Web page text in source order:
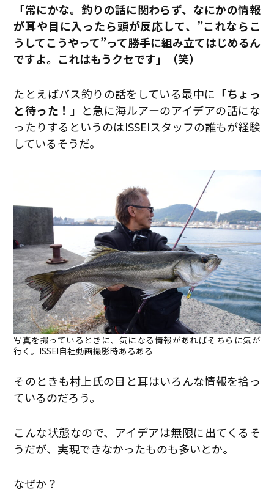
「常にかな。釣りの話に関わらず、なにかの情報
が耳や目に入ったら頭が反応して、”これならこ
うしてこうやって”って勝手に組み立てはじめるん
ですよ。これはもうクセです」（笑）
たとえばバス釣りの話をしている最中に 「ちょっ
と待った！」 と急に海ルアーのアイデアの話にな
ったりするというのはISSEIスタッフの誰もが経験
しているそうだ。
写真を撮っているときに、気になる情報があればそちらに気が
行く。ISSEI自社動画撮影時あるある
そのときも村上氏の目と耳はいろんな情報を拾っ
ているのだろう。
こんな状態なので、アイデアは無限に出てくるそ
うだが、実現できなかったものも多いとか。
なぜか？